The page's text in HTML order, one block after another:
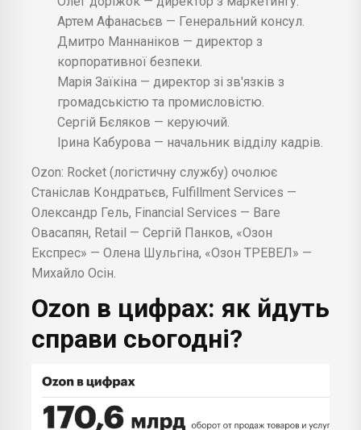
Артем Афанасьєв — Генеральний консул.
Дмитро Маннаніков — директор з
корпоративної безпеки.
Марія Заїкіна — директор зі зв'язків з
громадськістю та промисловістю.
Сергій Бєляков — керуючий.
Ірина Кабурова — начальник відділу кадрів.
Ozon: Rocket (логістичну службу) очолює
Станіслав Кондратьєв, Fulfillment Services —
Олександр Гель, Financial Services — Ваге
Овасапян, Retail — Сергій Панков, «Озон
Експрес» — Олена Шульгіна, «Озон ТРЕВЕЛ» —
Михайло Осін.
Ozon в цифрах: як йдуть
справи сьогодні?